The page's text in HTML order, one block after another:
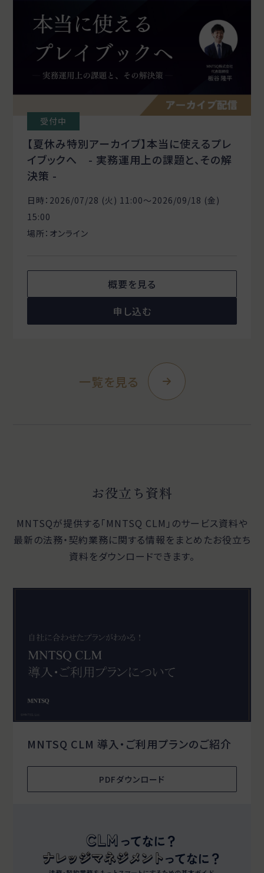
受付中
【夏休み特別アーカイブ】本当に使えるプレ
イブックへ - 実務運用上の課題と、その解
決策 -
日時：2026/07/28 (火) 11:00〜2026/09/18 (金)
15:00
場所：オンライン
概要を見る
申し込む
一覧を見る
お役立ち資料
MNTSQが提供する「MNTSQ CLM」のサービス資料や
最新の法務・契約業務に関する情報をまとめたお役立ち
資料をダウンロードできます。
MNTSQ CLM 導入・ご利用プランのご紹介
PDFダウンロード